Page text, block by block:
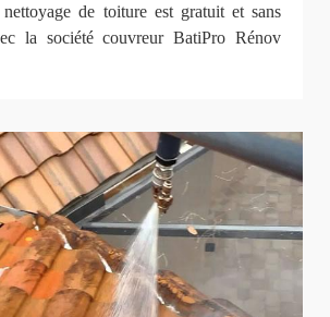
de toiture est gratuit et sans
la société couvreur BatiPro Rénov